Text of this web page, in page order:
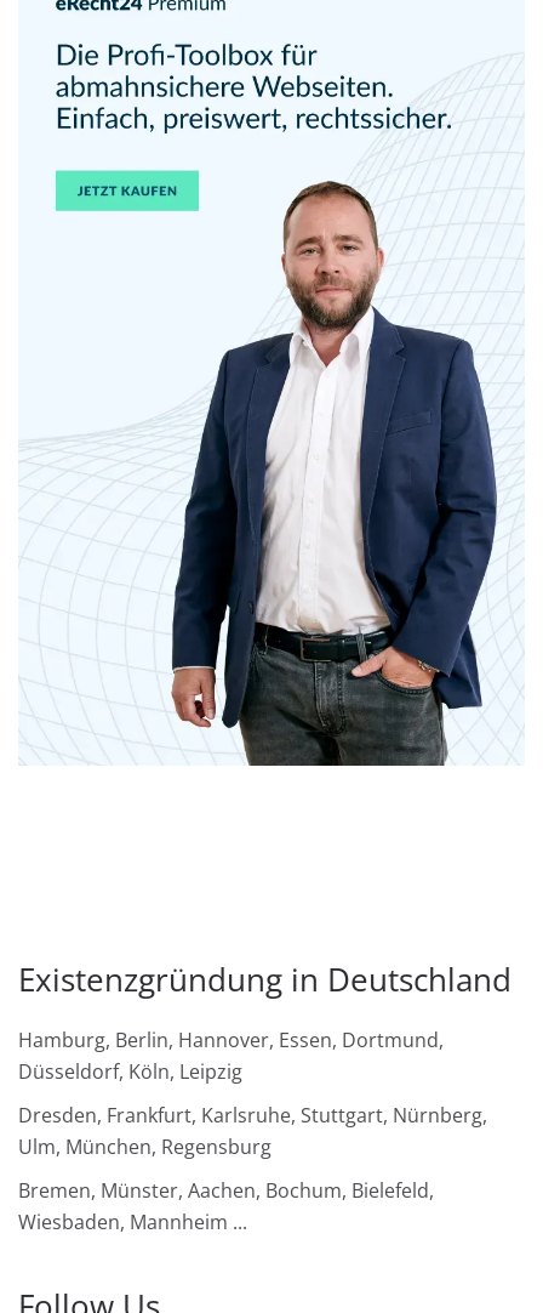
Existenzgründung in Deutschland
Hamburg, Berlin, Hannover, Essen, Dortmund,
Düsseldorf, Köln, Leipzig
Dresden, Frankfurt, Karlsruhe, Stuttgart, Nürnberg,
Ulm, München, Regensburg
Bremen, Münster, Aachen, Bochum, Bielefeld,
Wiesbaden, Mannheim ...